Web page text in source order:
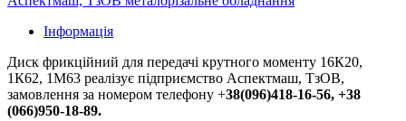
Інформація
Диск фрикційний для передачі крутного моменту 16К20,
1К62, 1М63 реалізує підприємство Аспектмаш, ТзОВ,
замовлення за номером телефону +38(096)418-16-56, +38
(066)950-18-89.